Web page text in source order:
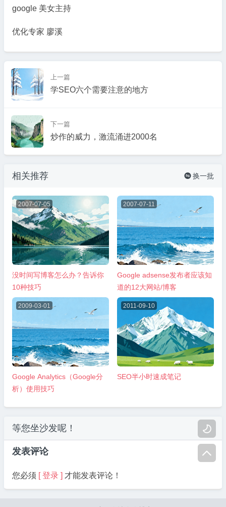


google 美女主持
优化专家 廖溪
上一篇
学SEO六个需要注意的地方
下一篇
炒作的威力，激流涌进2000名
相关推荐  换一批
2007-07-05
没时间写博客怎么办？告诉你
10种技巧
2007-07-11
Google adsense发布者应该知
道的12大网站/博客
2009-03-01
Google Analytics（Google分
析）使用技巧
2011-09-10
SEO半小时速成笔记
等您坐沙发呢！
发表评论
您必须 [ 登录 ] 才能发表评论！